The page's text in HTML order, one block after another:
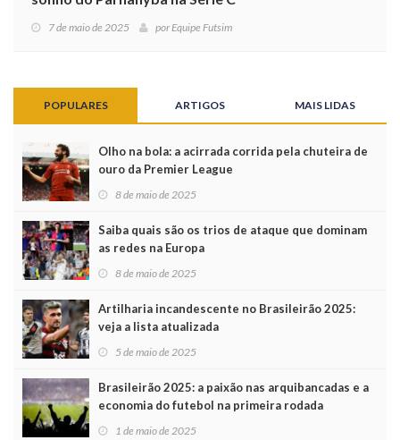
7 de maio de 2025 porEquipe Futsim
POPULARES ARTIGOS MAIS LIDAS
Olho na bola: a acirrada corrida pela chuteira de
ouro da Premier League
8 de maio de 2025
Saiba quais são os trios de ataque que dominam
as redes na Europa
8 de maio de 2025
Artilharia incandescente no Brasileirão 2025:
veja a lista atualizada
5 de maio de 2025
Brasileirão 2025: a paixão nas arquibancadas e a
economia do futebol na primeira rodada
1 de maio de 2025